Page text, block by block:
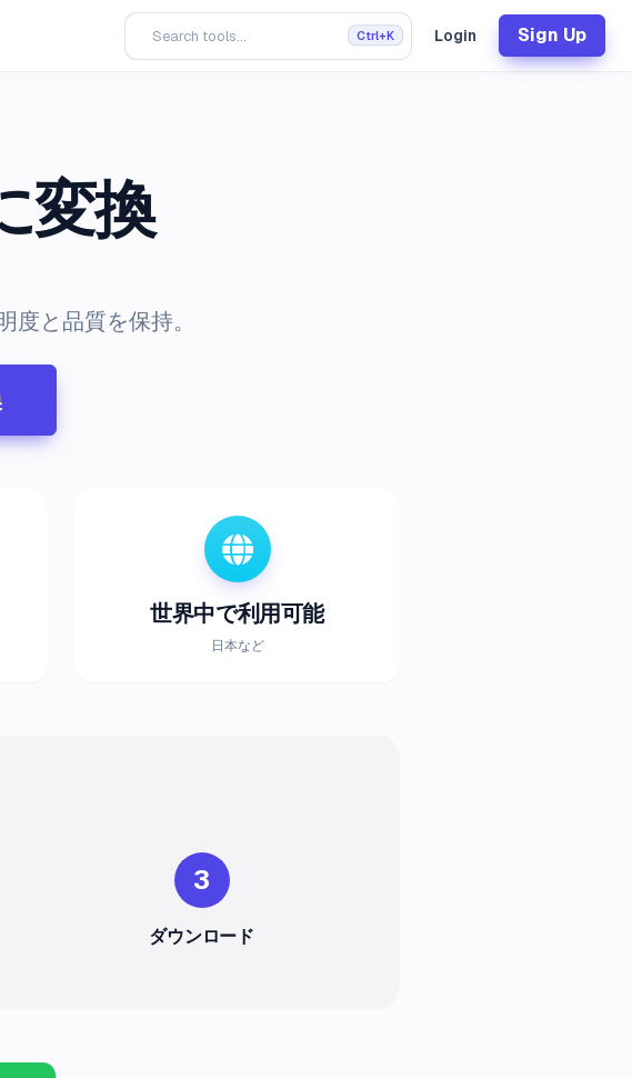
Ctrl+K Login Sign Up
変換
と品質を保持。
世界中で利用可能
日本など
3
ダウンロード